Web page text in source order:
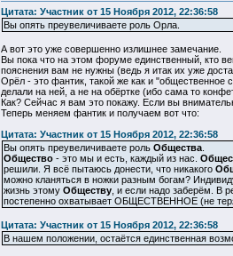
Цитата: Участник от 15 Ноября 2012, 22:36:58
Вы опять преувеличиваете роль Орла.
А вот это уже совершенно излишнее замечание.
Вы пока что на этом форуме единственный, кто
пояснения вам не нужны (ведь я итак их уже
Орёл - это фантик, такой же как и "общественное
делали на ней, а не на обёртке (ибо сама то
Как? Сейчас я вам это покажу. Если вы
Теперь меняем фантик и получаем вот что:
Цитата: Участник от 15 Ноября 2012, 22:36:58
Вы опять преувеличиваете роль Общества.
Общество- это мы и есть, каждый из нас.
решили. Я всё пытаюсь донести, что никакого
можно кланяться в ножки разным богам?
жизнь этому Обществу, и если надо заберём. В
постепенно охватывает ОБЩЕСТВЕННОЕ (не
Цитата: Участник от 15 Ноября 2012, 22:36:58
В нашем положении, остаётся единственная